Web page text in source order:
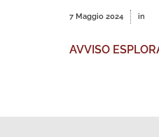
7 Maggio 2024 in
AVVISO